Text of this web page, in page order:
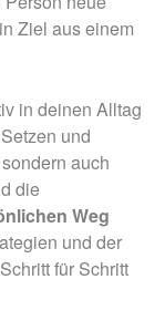
Ziel aus einem
in deinen Alltag
und
auch
die
Weg
und der
für Schritt